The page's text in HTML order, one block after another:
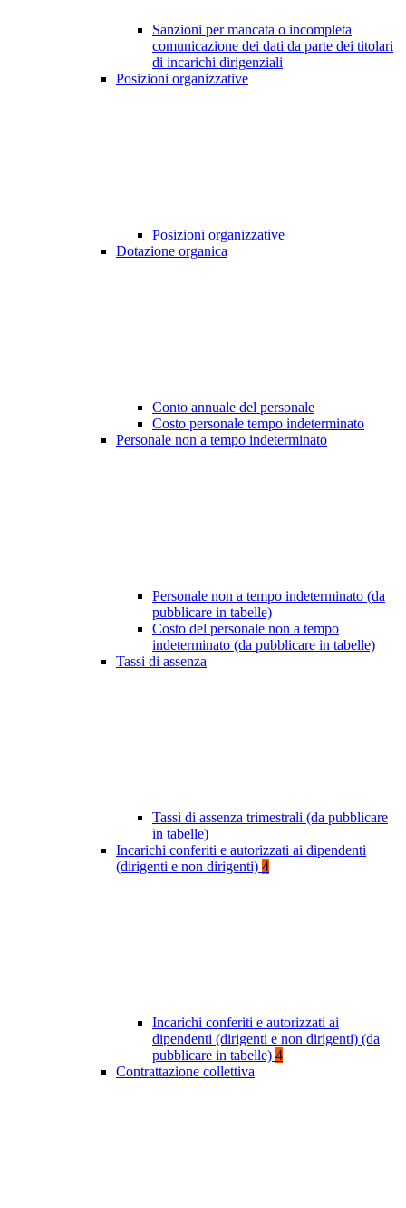
Sanzioni per mancata o incompleta
comunicazione dei dati da parte dei titolari
di incarichi dirigenziali
Posizioni organizzative
Posizioni organizzative
Dotazione organica
Conto annuale del personale
Costo personale tempo indeterminato
Personale non a tempo indeterminato
Personale non a tempo indeterminato (da
pubblicare in tabelle)
Costo del personale non a tempo
indeterminato (da pubblicare in tabelle)
Tassi di assenza
Tassi di assenza trimestrali (da pubblicare
in tabelle)
Incarichi conferiti e autorizzati ai dipendenti
(dirigenti e non dirigenti) 4
Incarichi conferiti e autorizzati ai
dipendenti (dirigenti e non dirigenti) (da
pubblicare in tabelle) 4
Contrattazione collettiva